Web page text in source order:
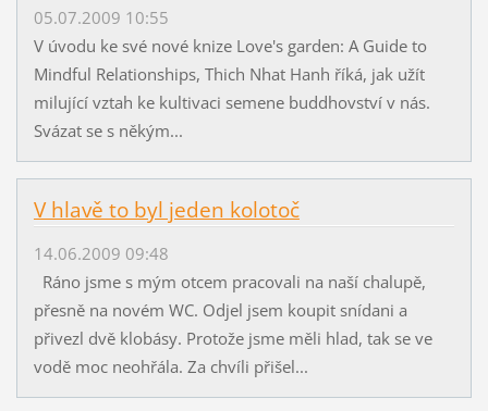
05.07.2009 10:55
V úvodu ke své nové knize Love's garden: A Guide to
Mindful Relationships, Thich Nhat Hanh říká, jak užít
milující vztah ke kultivaci semene buddhovství v nás.
Svázat se s někým...
V hlavě to byl jeden kolotoč
14.06.2009 09:48
Ráno jsme s mým otcem pracovali na naší chalupě,
přesně na novém WC. Odjel jsem koupit snídani a
přivezl dvě klobásy. Protože jsme měli hlad, tak se ve
vodě moc neohřála. Za chvíli přišel...